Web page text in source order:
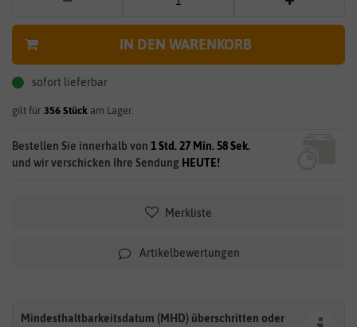
IN DEN WARENKORB
sofort lieferbar
gilt für 356 Stück am Lager.
Bestellen Sie innerhalb von 1 Std. 27 Min. 58 Sek.
und wir verschicken Ihre Sendung HEUTE!
Merkliste
Artikelbewertungen
Mindesthaltbarkeitsdatum (MHD) überschritten oder